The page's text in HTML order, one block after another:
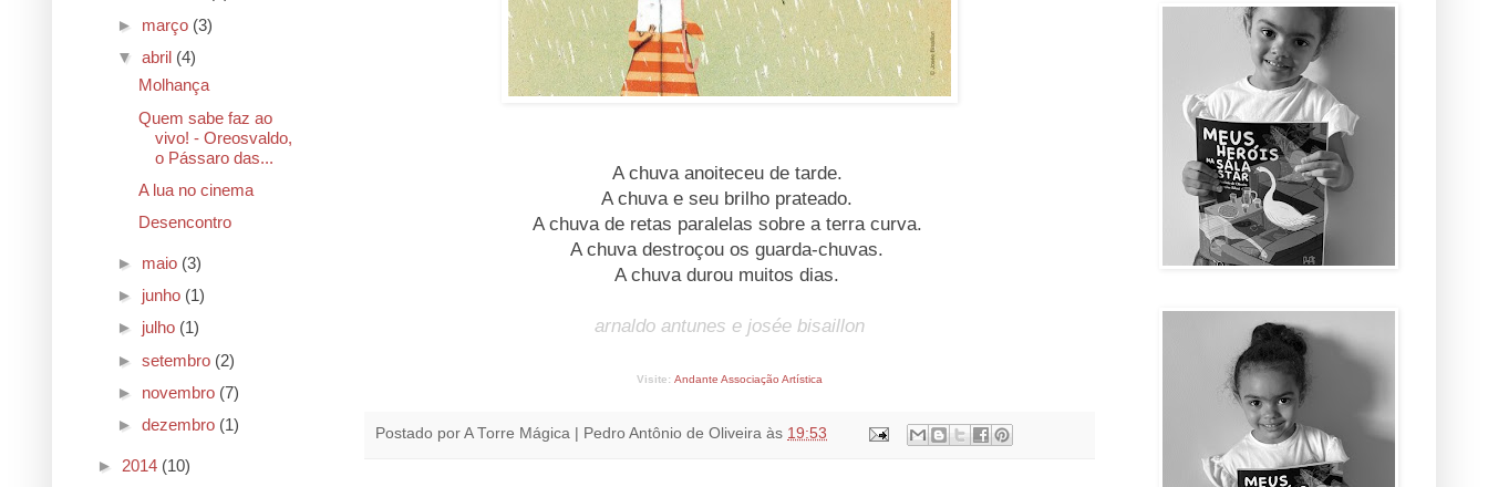
A chuva anoiteceu de tarde.
A chuva e seu brilho prateado.
A chuva de retas paralelas sobre a terra curva.
A chuva destroçou os guarda-chuvas.
A chuva durou muitos dias.
arnaldo antunes e josée bisaillon
Visite: Andante Associação Artística
Postado por A Torre Mágica | Pedro Antônio de Oliveira às 19:53
► março (3)
▼ abril (4)
Molhança
Quem sabe faz ao
vivo! - Oreosvaldo,
o Pássaro das...
A lua no cinema
Desencontro
► maio (3)
► junho (1)
► julho (1)
► setembro (2)
► novembro (7)
► dezembro (1)
► 2014 (10)